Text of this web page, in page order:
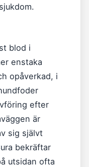
blod i
enstaka
opåverkad, i
efter
är
sig självt
bekräftar
utsidan ofta